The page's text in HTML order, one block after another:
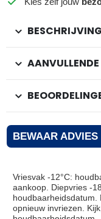
BESCHRIJVING
BEWAAR ADVIES
Vriesvak -12°C:
aankoop. Diepvries -
houdbaarheidsdatum.
opnieuw invriezen.